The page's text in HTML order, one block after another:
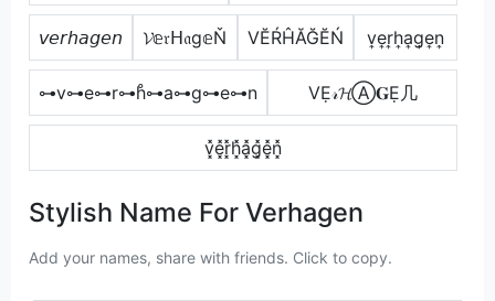
𝘷𝘦𝘳𝘩𝘢𝘨𝘦𝘯 𝓥𝕖𝔯ᕼ𝔞g𝕖Ň VĔŔĤĂĞĔŃ v͎e͎r͎h͎a͎g͎e͎n͎
⊶v⊶e⊶r⊶h̊⊶a⊶g⊶e⊶n VẸ𝓇𝓗Ⓐ𝐆Ẹ几
v͓̽e͓̽r͓̽h͓̽a͓̽g͓̽e͓̽n͓̽
Stylish Name For Verhagen
Add your names, share with friends. Click to copy.